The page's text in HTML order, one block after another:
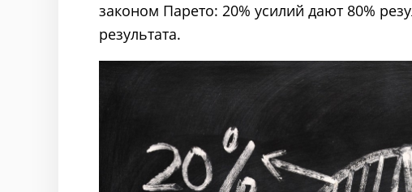
законом Парето: 20% усилий дают 80%
результата.